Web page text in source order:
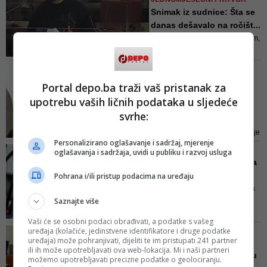
koje je za potrebe Federalne
uvezla kompanija "Srebrena
Snimak iz sudnice: Šta se
danas dešavalo na ročišt...
- Odredite mi pritvor, nije problem,
učestvujem - kazao je Elez koji je
rekao da ne poznaje ubijenog niti
oštećene u Bijeljini, kao ni većinu
Burno na suđenju
direktoru OSA-e Osmanu
Početkom novembra potvrđena je
optužnica protiv Mehmedagića i
Pekića
DOK JAVNOST BRUJI
Damir Nikšić: U vezi Batka
mi je najsumnjivije što...
Na pravosudnim organima je da
državi "teško, ili gotovo
nemoguće, bilo šta (u)raditi, a da
uvijek nekome ne budeš kriv"!
OSUMNJIČEN ZA UBISTVO
MIGRANTA NA ILIDŽI
Marokanac tražio na Sudu
Portal depo.ba traži vaš pristanak za
upotrebu vaših ličnih podataka u sljedeće
svrhe:
Personalizirano oglašavanje i sadržaj, mjerenje
oglašavanja i sadržaja, uvidi u publiku i razvoj usluga
Pohrana i/ili pristup podacima na uređaju
Saznajte više
Vaši će se osobni podaci obrađivati, a podatke s vašeg
uređaja (kolačiće, jedinstvene identifikatore i druge podatke
uređaja) može pohranjivati, dijeliti te im pristupati 241 partner
ili ih može upotrebljavati ova web-lokacija. Mi i naši partneri
možemo upotrebljavati precizne podatke o geolociranju.